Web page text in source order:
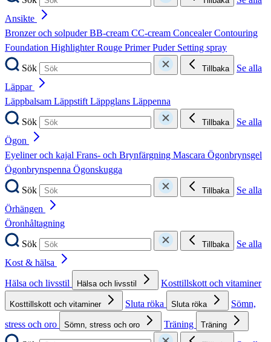
Ansikte
Bronzer och solpuderBB-cream CC-cream ConcealerContouring
Foundation HighlighterRouge PrimerPuder Setting spray
Sök
Tillbaka
Se alla
Läppar
Läppbalsam LäppstiftLäppglans Läppenna
Sök
Tillbaka
Se alla
Ögon
Eyeliner och kajal Frans- och Brynfärgning Mascara Ögonbrynsgel
Ögonbrynspenna Ögonskugga
Sök
Tillbaka
Se alla
Örhängen
Öronhåltagning
Sök
Tillbaka
Se alla
Kost & hälsa
Hälsa och livsstil
Hälsa och livsstil Kosttillskott och vitaminer
Kosttillskott och vitaminer Sluta röka Sluta röka
Sömn,
stress och oro
Sömn, stress och oro Träning Träning